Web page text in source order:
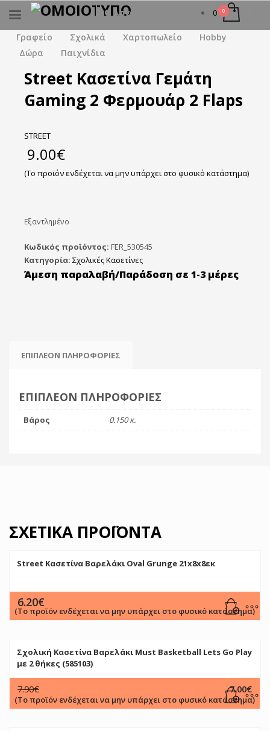
ΑΝΑΖΉΤΗΣΗ
Γραφείο
Σχολικά Χαρτοπωλείο
Hobby
Δώρα
Παιχνίδια
Ο λογαριασμός μου 0
Street Κασετίνα Γεμάτη
Gaming 2 Φερμουάρ 2 Flaps
STREET
9.00€
(Το προϊόν ενδέχεται να μην υπάρχει στο φυσικό κατάστημα)
Εξαντλημένο
Κωδικός προϊόντος: FER_530545
Κατηγορία: Σχολικές Κασετίνες
Άμεση παραλαβή/Παράδοση σε 1-3 μέρες
ΕΠΙΠΛΈΟΝ ΠΛΗΡΟΦΟΡΊΕΣ
ΕΠΙΠΛΈΟΝ ΠΛΗΡΟΦΟΡΊΕΣ
Βάρος 0.150 κ.
ΣΧΕΤΙΚΆ ΠΡΟΪΌΝΤΑ
Street Κασετίνα Βαρελάκι Oval Grunge 21x8x8εκ
6.20€
(Το προϊόν ενδέχεται να μην υπάρχει στο φυσικό κατάστημα)
Σχολική Κασετίνα Βαρελάκι Must Basketball Lets Go Play
με 2 θήκες (585103)
7.90€
price
was:
7.00€
τρέχουσα
τιμή
(Το προϊόν ενδέχεται να μην υπάρχει στο φυσικό κατάστημα)